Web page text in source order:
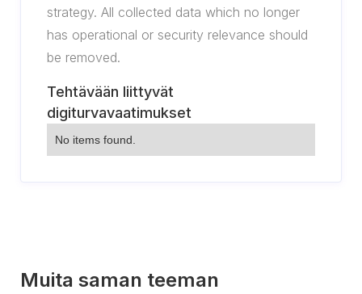
strategy. All collected data which no longer
has operational or security relevance should
be removed.
Tehtävään liittyvät
digiturvavaatimukset
No items found.
Muita saman teeman